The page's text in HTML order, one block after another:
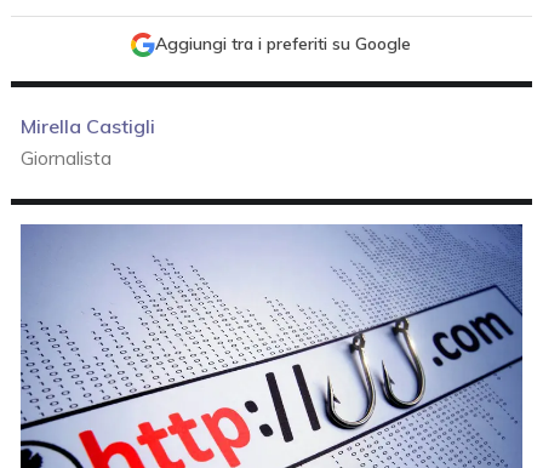
Aggiungi tra i preferiti su Google
Mirella Castigli
Giornalista